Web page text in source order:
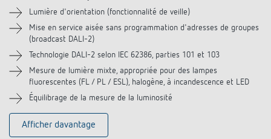
Lumière d'orientation (fonctionnalité de veille)
Mise en service aisée sans programmation d'adresses de groupes
(broadcast DALI-2)
Technologie DALI-2 selon IEC 62386, parties 101 et 103
Mesure de lumière mixte, appropriée pour des lampes
fluorescentes (FL / PL / ESL), halogène, à incandescence et LED
Équilibrage de la mesure de la luminosité
Afficher davantage